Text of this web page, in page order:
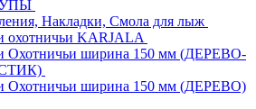
Накладки, Смола для лыж
KARJALA
Охотничьи ширина 150 мм (ДЕРЕВО-
Охотничьи ширина 150 мм (ДЕРЕВО)